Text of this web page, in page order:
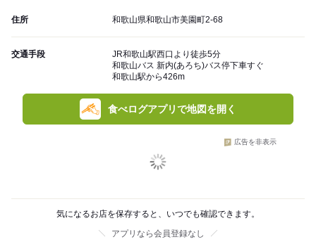
住所 和歌山県和歌山市美園町2-68
交通手段
JR和歌山駅西口より徒歩5分
和歌山バス 新内(あろち)バス停下車すぐ
和歌山駅から426m
食べログアプリで地図を開く
広告を非表示
気になるお店を保存すると、いつでも確認できます。
アプリなら会員登録なし